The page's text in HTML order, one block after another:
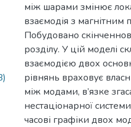
між шарами змінює
взаємодія з
Побудовано
розділу. У цій моделі
взаємодією двох
рівнянь враховує
між модами, в’язке
нестаціонарної
часові графіки двох